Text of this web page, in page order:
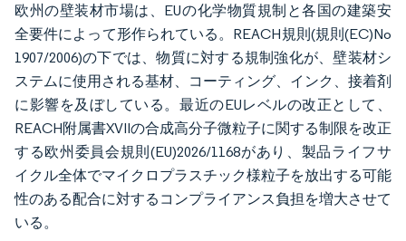
欧州の壁装材市場は、EUの化学物質規制と各国の建築安
全要件によって形作られている。REACH規則(規則(EC)No
1907/2006)の下では、物質に対する規制強化が、壁装材シ
ステムに使用される基材、コーティング、インク、接着剤
に影響を及ぼしている。最近のEUレベルの改正として、
REACH附属書XVIIの合成高分子微粒子に関する制限を改正
する欧州委員会規則(EU)2026/1168があり、製品ライフサ
イクル全体でマイクロプラスチック様粒子を放出する可能
性のある配合に対するコンプライアンス負担を増大させて
いる。